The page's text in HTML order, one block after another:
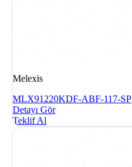
Melexis
MLX91220KDF-ABF-117-SP
Detayı Gör
Teklif Al